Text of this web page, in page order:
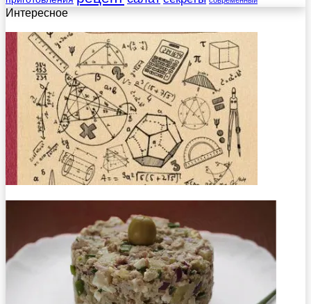
Интересное